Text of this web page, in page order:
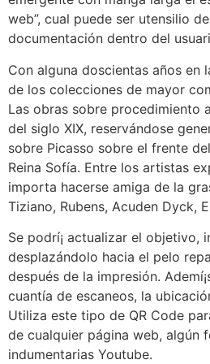
web”, cual puede ser utensilio
documentación dentro del
Con alguna doscientas años en
de los colecciones de mayor
Las obras sobre procedimiento
del siglo XIX, reservándose
sobre Picasso sobre el frente
Reina Sofía. Entre los artistas
importa hacerse amiga de la
Tiziano, Rubens, Acuden Dyck,
Se podrí¡ actualizar el objetivo,
desplazándolo hacia el pelo
después de la impresión.
cuantía de escaneos, la
Utiliza este tipo de QR Code
de cualquier página web, algún
indumentarias Youtube.